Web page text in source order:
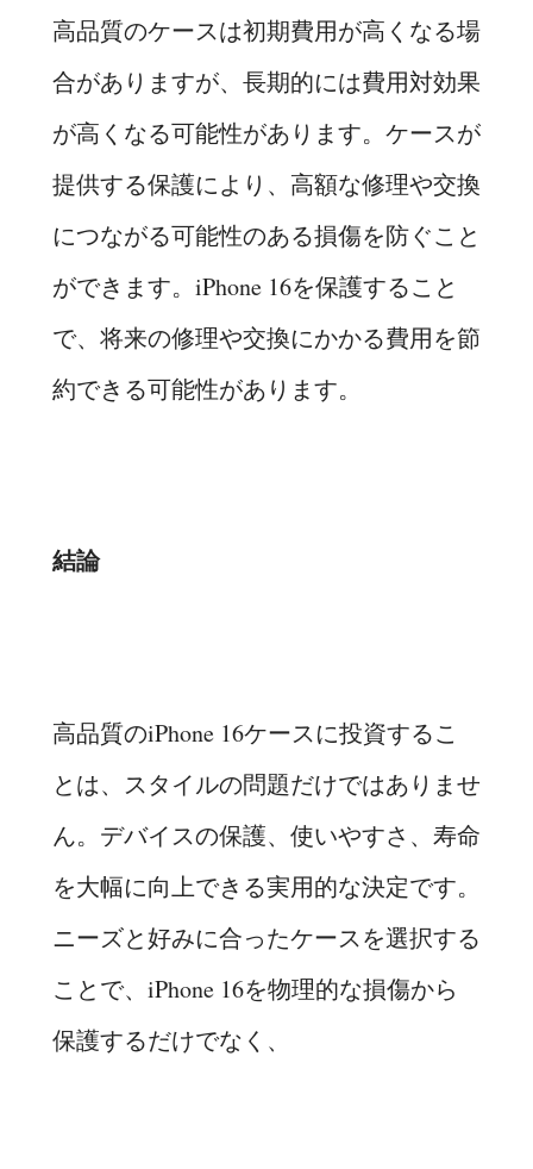
高品質のケースは初期費用が高くなる場
合がありますが、長期的には費用対効果
が高くなる可能性があります。ケースが
提供する保護により、高額な修理や交換
につながる可能性のある損傷を防ぐこと
ができます。iPhone 16を保護すること
で、将来の修理や交換にかかる費用を節
約できる可能性があります。
結論
高品質のiPhone 16ケースに投資するこ
とは、スタイルの問題だけではありませ
ん。デバイスの保護、使いやすさ、寿命
を大幅に向上できる実用的な決定です。
ニーズと好みに合ったケースを選択する
ことで、iPhone 16を物理的な損傷から
保護するだけでなく、